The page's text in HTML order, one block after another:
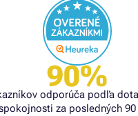
90%
odporúča podľa
za posledných 90